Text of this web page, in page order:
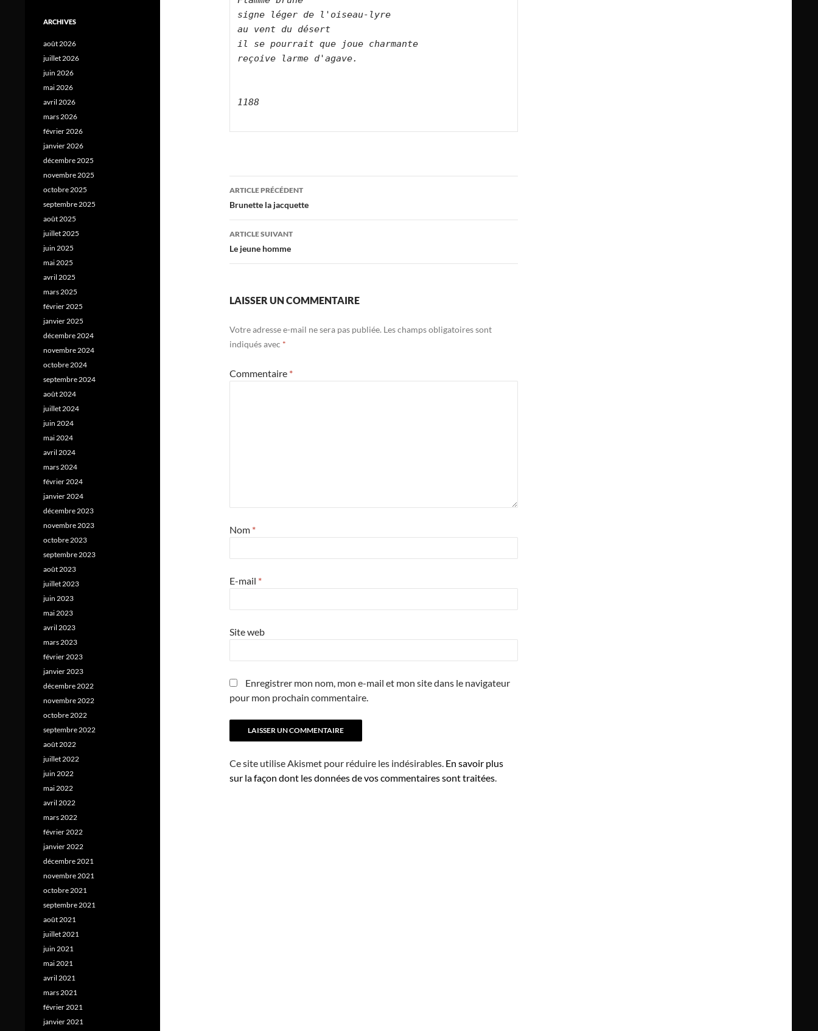
signe léger de l'oiseau-lyre
au vent du désert
il se pourrait que joue charmante
reçoive larme d'agave.
1188
Navigation
des
articles
ARTICLE PRÉCÉDENT
Brunette la jacquette
ARTICLE SUIVANT
Le jeune homme
LAISSER UN COMMENTAIRE
Votre adresse e-mail ne sera pas publiée. Les champs obligatoires sont
indiqués avec *
Commentaire *
Nom *
E-mail *
Site web
Enregistrer mon nom, mon e-mail et mon site dans le navigateur
pour mon prochain commentaire.
Ce site utilise Akismet pour réduire les indésirables. En savoir plus
sur la façon dont les données de vos commentaires sont traitées.
ARCHIVES
août 2026
juillet 2026
juin 2026
mai 2026
avril 2026
mars 2026
février 2026
janvier 2026
décembre 2025
novembre 2025
octobre 2025
septembre 2025
août 2025
juillet 2025
juin 2025
mai 2025
avril 2025
mars 2025
février 2025
janvier 2025
décembre 2024
novembre 2024
octobre 2024
septembre 2024
août 2024
juillet 2024
juin 2024
mai 2024
avril 2024
mars 2024
février 2024
janvier 2024
décembre 2023
novembre 2023
octobre 2023
septembre 2023
août 2023
juillet 2023
juin 2023
mai 2023
avril 2023
mars 2023
février 2023
janvier 2023
décembre 2022
novembre 2022
octobre 2022
septembre 2022
août 2022
juillet 2022
juin 2022
mai 2022
avril 2022
mars 2022
février 2022
janvier 2022
décembre 2021
novembre 2021
octobre 2021
septembre 2021
août 2021
juillet 2021
juin 2021
mai 2021
avril 2021
mars 2021
février 2021
janvier 2021